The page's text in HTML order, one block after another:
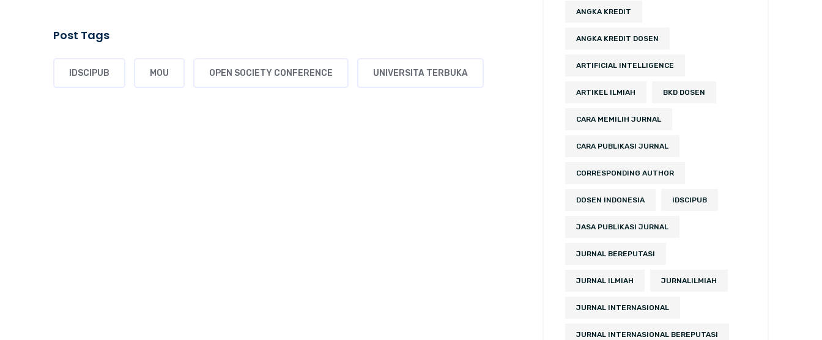
Post Tags
IDSCIPUB MOU OPEN SOCIETY CONFERENCE UNIVERSITA TERBUKA
ANGKA KREDIT
ANGKA KREDIT DOSEN
ARTIFICIAL INTELLIGENCE
ARTIKEL ILMIAH BKD DOSEN
CARA MEMILIH JURNAL
CARA PUBLIKASI JURNAL
CORRESPONDING AUTHOR
DOSEN INDONESIA IDSCIPUB
JASA PUBLIKASI JURNAL
JURNAL BEREPUTASI
JURNAL ILMIAH JURNALILMIAH
JURNAL INTERNASIONAL
JURNAL INTERNASIONAL BEREPUTASI